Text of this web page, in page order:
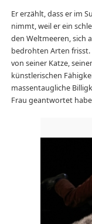
Er erzählt, dass er im
nimmt, weil er ein
den Weltmeeren, sich
bedrohten Arten frisst.
von seiner Katze,
künstlerischen
massentaugliche
Frau geantwortet